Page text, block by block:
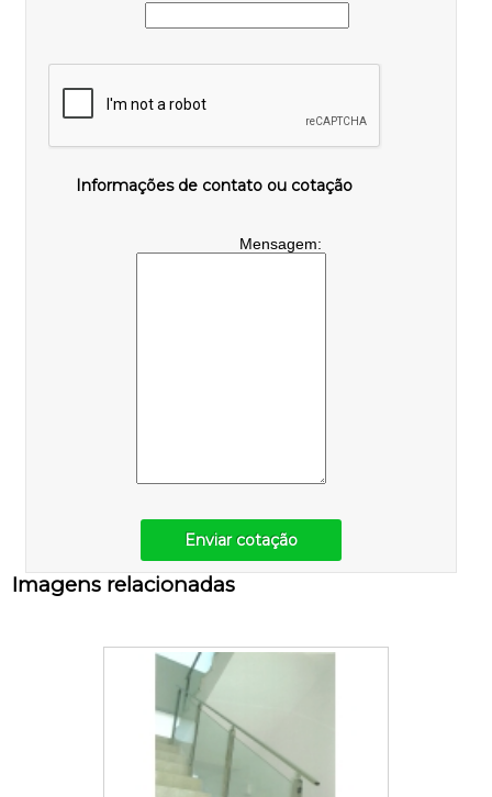
Informações de contato ou cotação
Mensagem:
Enviar cotação
Imagens relacionadas